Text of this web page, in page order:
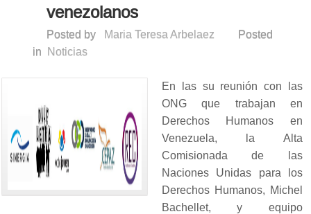
venezolanos
Posted by Maria Teresa Arbelaez
Posted
in
Noticias
En las su reunión con las
ONG que trabajan en
Derechos Humanos en
Venezuela, la Alta
Comisionada de las
Naciones Unidas para los
Derechos Humanos, Michel
Bachellet, y equipo